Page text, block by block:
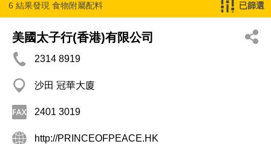
6 結果發現 食物附屬配料 已篩選
美國太子行(香港)有限公司
2314 8919
沙田 冠華大廈
2401 3019
http://PRINCEOFPEACE.HK